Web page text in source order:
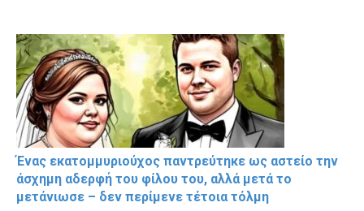
Ένας εκατομμυριούχος παντρεύτηκε ως αστείο την
άσχημη αδερφή του φίλου του, αλλά μετά το
μετάνιωσε – δεν περίμενε τέτοια τόλμη